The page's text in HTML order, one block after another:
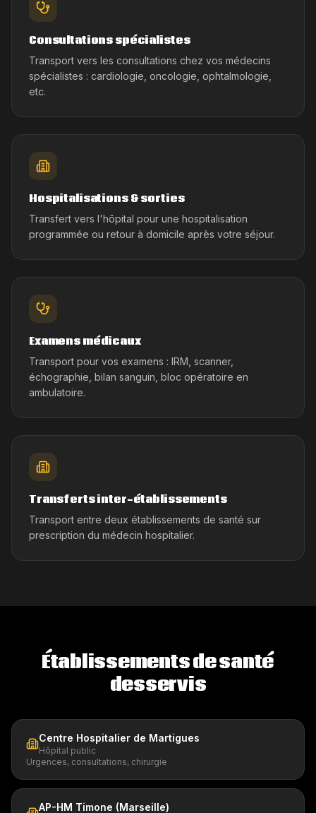
Consultations spécialistes
Transport vers les consultations chez vos médecins
spécialistes : cardiologie, oncologie, ophtalmologie,
etc.
Hospitalisations & sorties
Transfert vers l'hôpital pour une hospitalisation
programmée ou retour à domicile après votre séjour.
Examens médicaux
Transport pour vos examens : IRM, scanner,
échographie, bilan sanguin, bloc opératoire en
ambulatoire.
Transferts inter-établissements
Transport entre deux établissements de santé sur
prescription du médecin hospitalier.
Établissements de santé
desservis
Centre Hospitalier de Martigues
Hôpital public
Urgences, consultations, chirurgie
AP-HM Timone (Marseille)